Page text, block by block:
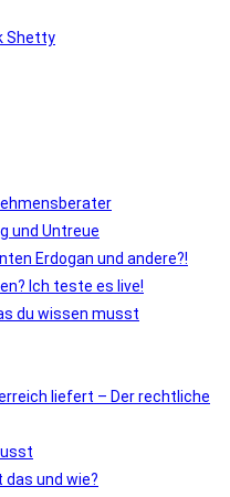
Shetty
und Untreue
Erdogan und andere?!
Ich teste es live!
du wissen musst
liefert – Der rechtliche
und wie?